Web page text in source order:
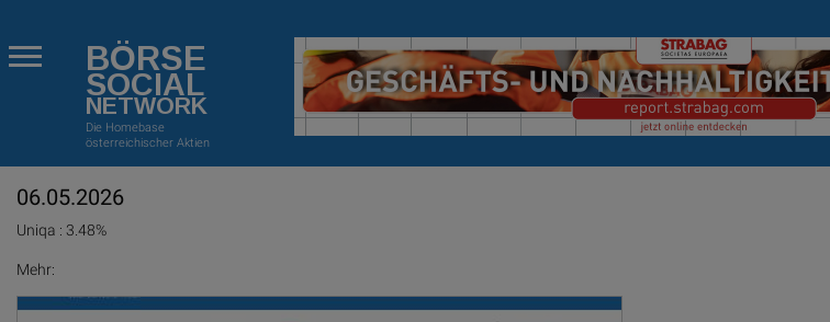
BÖRSE
SOCIAL
NETWORK
Die Homebase
österreichischer Aktien
06.05.2026
Uniqa : 3.48%
Mehr: